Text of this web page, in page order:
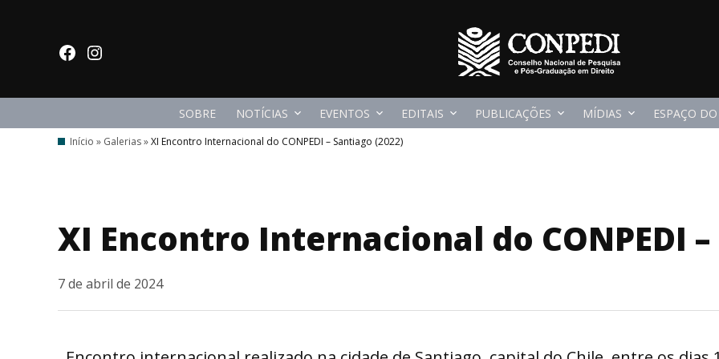
facebookInstagram
SOBRE NOTÍCIAS EVENTOS EDITAIS PUBLICAÇÕES MÍDIAS ESPAÇO
Início » Galerias»XI Encontro Internacional do CONPEDI – Santiago (2022)
XI Encontro Internacional do CONPEDI
7 de abril de 2024